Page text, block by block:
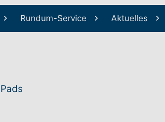
Rundum-Service Aktuelles